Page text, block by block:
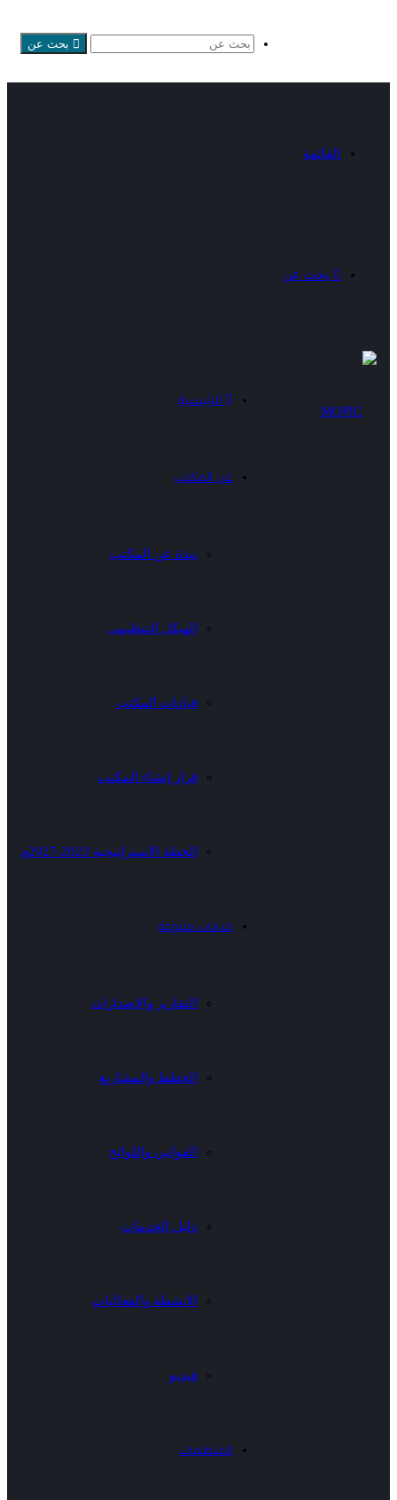
بحث عن
القائمة
بحث عن
الرئيسية
عن المكتب
نبذة عن المكتب
الهيكل التنظيمى
قيادات المكتب
قرار إنشاء المكتب
الخطة الاستراتيجية 2023-2027م
خدمات متنوعة
التقارير والإصدارات
الخطط والمشاريع
القوانين واللوائح
دليل الخدمات
الانشطة والفعاليات
فيديو
المنظمات